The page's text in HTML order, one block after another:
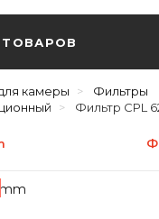
ТОВАРОВ
камеры
Фильтры
Фильтр CPL